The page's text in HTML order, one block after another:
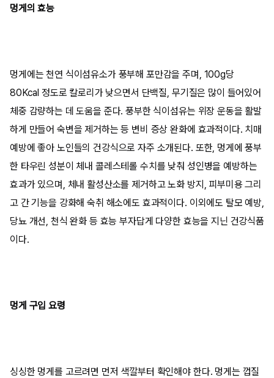
멍게의 효능
멍게에는 천연 식이섬유소가 풍부해 포만감을 주며, 100g당
80Kcal 정도로 칼로리가 낮으면서 단백질, 무기질은 많이 들어있어
체중 감량하는 데 도움을 준다. 풍부한 식이섬유는 위장 운동을 활발
하게 만들어 숙변을 제거하는 등 변비 증상 완화에 효과적이다. 치매
예방에 좋아 노인들의 건강식으로 자주 소개된다. 또한, 멍게에 풍부
한 타우린 성분이 체내 콜레스테롤 수치를 낮춰 성인병을 예방하는
효과가 있으며, 체내 활성산소를 제거하고 노화 방지, 피부미용 그리
고 간 기능을 강화해 숙취 해소에도 효과적이다. 이외에도 탈모 예방,
당뇨 개선, 천식 완화 등 효능 부자답게 다양한 효능을 지닌 건강식품
이다.
멍게 구입 요령
싱싱한 멍게를 고르려면 먼저 색깔부터 확인해야 한다. 멍게는 껍질